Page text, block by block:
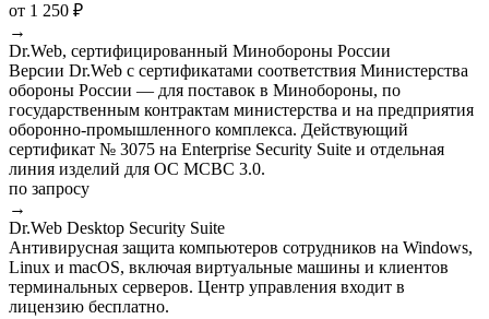
от 1 250 ₽
→
Dr.Web, сертифицированный Минобороны России
Версии Dr.Web с сертификатами соответствия Министерства
обороны России — для поставок в Минобороны, по
государственным контрактам министерства и на предприятия
оборонно-промышленного комплекса. Действующий
сертификат № 3075 на Enterprise Security Suite и отдельная
линия изделий для ОС МСВС 3.0.
по запросу
→
Dr.Web Desktop Security Suite
Антивирусная защита компьютеров сотрудников на Windows,
Linux и macOS, включая виртуальные машины и клиентов
терминальных серверов. Центр управления входит в
лицензию бесплатно.